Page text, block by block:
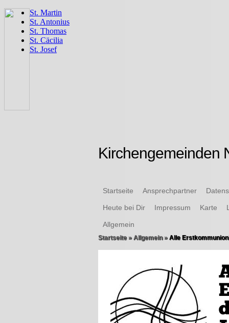
Kirchengemeinden
Startseite Ansprechpartner
Heute bei Dir Impressum Karte
Allgemein
Startseite » Allgemein »Alle